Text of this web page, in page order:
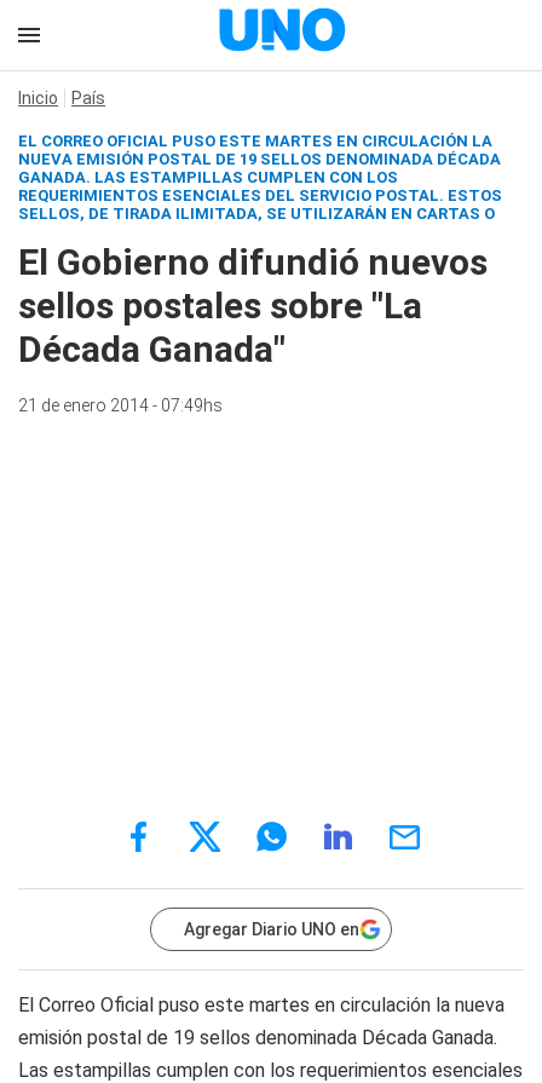
Inicio País
EL CORREO OFICIAL PUSO ESTE MARTES EN CIRCULACIÓN LA
NUEVA EMISIÓN POSTAL DE 19 SELLOS DENOMINADA DÉCADA
GANADA. LAS ESTAMPILLAS CUMPLEN CON LOS
REQUERIMIENTOS ESENCIALES DEL SERVICIO POSTAL. ESTOS
SELLOS, DE TIRADA ILIMITADA, SE UTILIZARÁN EN CARTAS O
El Gobierno difundió nuevos
sellos postales sobre "La
Década Ganada"
21 de enero 2014 - 07:49hs
Agregar Diario UNO en
El Correo Oficial puso este martes en circulación la nueva
emisión postal de 19 sellos denominada Década Ganada.
Las estampillas cumplen con los requerimientos esenciales